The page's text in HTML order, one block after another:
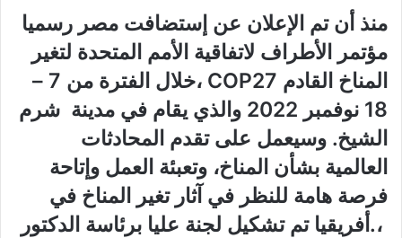
ب
ع
ى
س
ر
ا
إ
ل
منذ أن تم الإعلان عن إستضافت مصر رسميا
مؤتمر الأطراف لاتفاقية الأمم المتحدة لتغير
المناخ القادم COP27 ،
خلال الفترة من 7 –
18 نوفمبر 2022 والذي يقام في مدينة شرم
الشيخ. وسيعمل على تقدم المحادثات
العالمية بشأن المناخ، وتعبئة العمل وإتاحة
فرصة هامة للنظر في آثار تغير المناخ في
أفريقيا.،
تم تشكيل لجنة عليا برئاسة الدكتور